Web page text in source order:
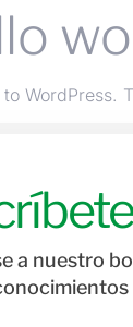
to WordPress.
a nuestro